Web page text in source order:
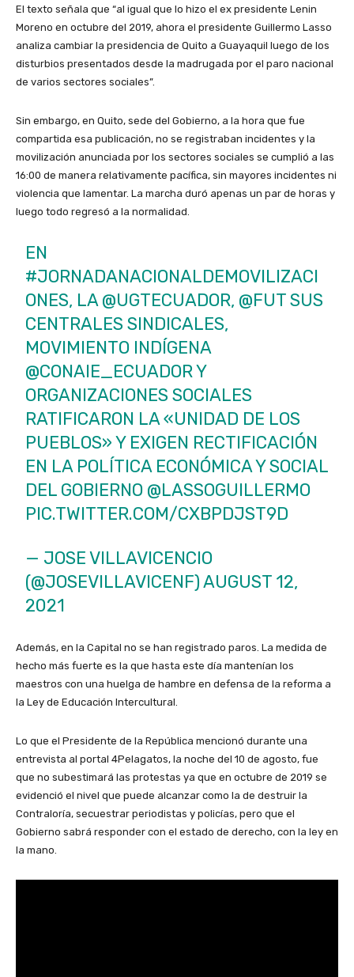
El texto señala que “al igual que lo hizo el ex presidente Lenin
Moreno en octubre del 2019, ahora el presidente Guillermo Lasso
analiza cambiar la presidencia de Quito a Guayaquil luego de los
disturbios presentados desde la madrugada por el paro nacional
de varios sectores sociales”.
Sin embargo, en Quito, sede del Gobierno, a la hora que fue
compartida esa publicación, no se registraban incidentes y la
movilización anunciada por los sectores sociales se cumplió a las
16:00 de manera relativamente pacífica, sin mayores incidentes ni
violencia que lamentar. La marcha duró apenas un par de horas y
luego todo regresó a la normalidad.
EN
#JORNADANACIONALDEMOVILIZACI
ONES, LA@UGTECUADOR, @FUT SUS
CENTRALES SINDICALES,
MOVIMIENTO INDÍGENA
@CONAIE_ECUADORY
ORGANIZACIONES SOCIALES
RATIFICARON LA «UNIDAD DE LOS
PUEBLOS» Y EXIGEN RECTIFICACIÓN
EN LA POLÍTICA ECONÓMICA Y SOCIAL
DEL GOBIERNO @LASSOGUILLERMO
PIC.TWITTER.COM/CXBPDJST9D
— JOSE VILLAVICENCIO
(@JOSEVILLAVICENF)AUGUST 12,
2021
Además, en la Capital no se han registrado paros. La medida de
hecho más fuerte es la que hasta este día mantenían los
maestros con una huelga de hambre en defensa de la reforma a
la Ley de Educación Intercultural.
Lo que el Presidente de la República mencionó durante una
entrevista al portal 4Pelagatos, la noche del 10 de agosto, fue
que no subestimará las protestas ya que en octubre de 2019 se
evidenció el nivel que puede alcanzar como la de destruir la
Contraloría, secuestrar periodistas y policías, pero que el
Gobierno sabrá responder con el estado de derecho, con la ley en
la mano.